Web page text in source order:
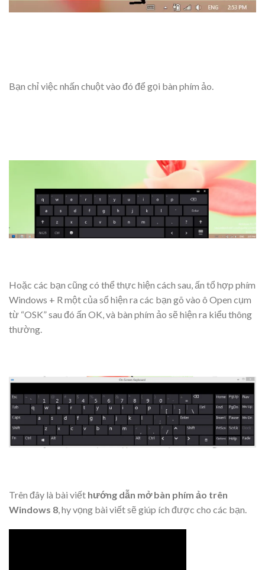
Bạn chỉ việc nhấn chuột vào đó để gọi bàn phím ảo.
Hoặc các bạn cũng có thể thực hiện cách sau, ấn tổ hợp phím
Windows + R một của sổ hiện ra các bạn gõ vào ô Open cụm
từ “OSK” sau đó ấn OK, và bàn phím ảo sẽ hiện ra kiểu thông
thường.
Trên đây là bài viết hướng dẫn mở bàn phím ảo trên
Windows 8, hy vọng bài viết sẽ giúp ích được cho các bạn.